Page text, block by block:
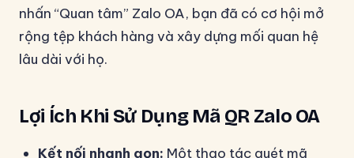
nhấn “Quan tâm” Zalo OA, bạn đã có cơ hội mở
rộng tệp khách hàng và xây dựng mối quan hệ
lâu dài với họ.
Lợi Ích Khi Sử Dụng Mã QR Zalo OA
Kết nối nhanh gọn: Một thao tác quét mã